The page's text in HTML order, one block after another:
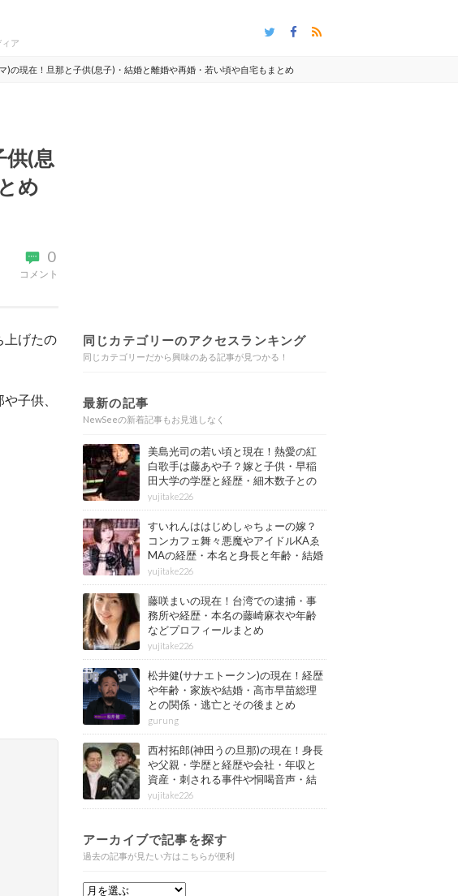
ア
)の現在！旦那と子供(息子)・結婚と離婚や再婚・若い頃や自宅もまとめ
供(息
め
0
コメント
上げたの
子供、
同じカテゴリーのアクセスランキング
同じカテゴリーだから興味のある記事が見つかる！
最新の記事
NewSeeの新着記事もお見逃しなく
美島光司の若い頃と現在！熱愛の紅
白歌手は藤あや子？嫁と子供・早稲
田大学の学歴と経歴・細木数子との
確執もまとめ
yujitake226
すいれんははじめしゃちょーの嫁？
コンカフェ舞々悪魔やアイドルKAゑ
MAの経歴・本名と身長と年齢・結婚
情報もまとめ
yujitake226
藤咲まいの現在！台湾での逮捕・事
務所や経歴・本名の藤崎麻衣や年齢
などプロフィールまとめ
yujitake226
松井健(サナエトークン)の現在！経歴
や年齢・家族や結婚・高市早苗総理
との関係・逃亡とその後まとめ
gurung
西村拓郎(神田うの旦那)の現在！身長
や父親・学歴と経歴や会社・年収と
資産・刺される事件や恫喝音声・結
婚と子供や自宅・脳梗塞の病気もま
とめ
yujitake226
アーカイブで記事を探す
過去の記事が見たい方はこちらが便利